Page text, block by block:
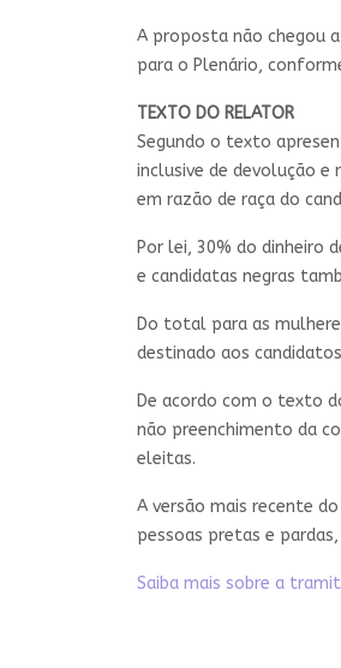
A proposta não chegou
para o Plenário,
TEXTO DO RELATOR
Segundo o texto
inclusive de devolução
em razão de raça do
Por lei, 30% do dinheiro
e candidatas negras
Do total para as
destinado aos
De acordo com o texto
não preenchimento da
eleitas.
A versão mais recente
pessoas pretas e
Saiba mais sobre a